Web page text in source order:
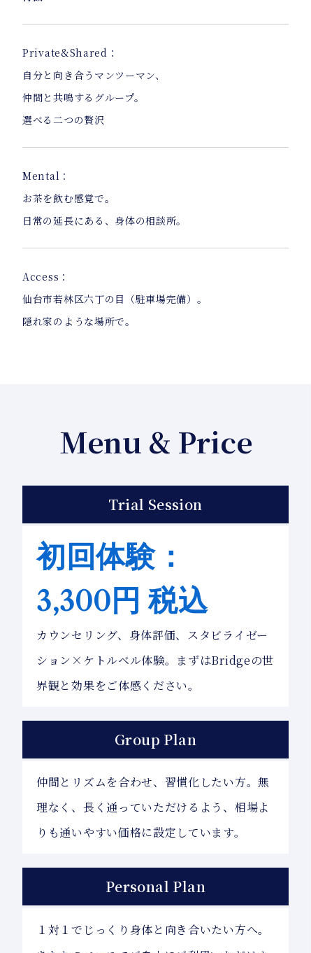
Private&Shared：
自分と向き合うマンツーマン、
仲間と共鳴するグループ。
選べる二つの贅沢
Mental：
お茶を飲む感覚で。
日常の延長にある、身体の相談所。
Access：
仙台市若林区六丁の目（駐車場完備）。
隠れ家のような場所で。
Menu & Price
Trial Session
初回体験：
3,300円 税込
カウンセリング、身体評価、スタビライゼー
ション×ケトルベル体験。まずはBridgeの世
界観と効果をご体感ください。
Group Plan
仲間とリズムを合わせ、習慣化したい方。無
理なく、長く通っていただけるよう、相場よ
りも通いやすい価格に設定しています。
Personal Plan
１対１でじっくり身体と向き合いたい方へ。